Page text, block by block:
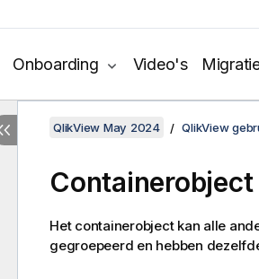
Onboarding Video's
QlikView May 2024 QlikView
Het containerobject kan alle
gegroepeerd en hebben